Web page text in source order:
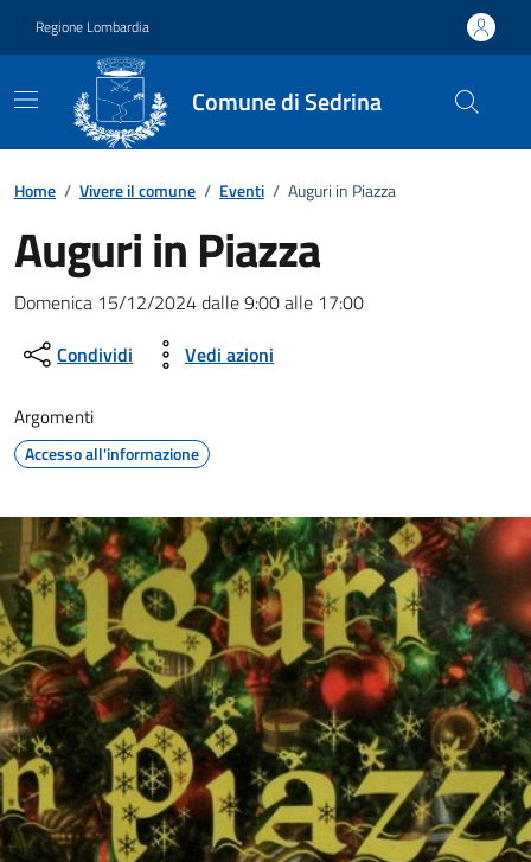
Regione Lombardia
Comune di Sedrina
Home / Vivere il comune / Eventi / Auguri in Piazza
Auguri in Piazza
Dettagli della notizia
Domenica 15/12/2024 dalle 9:00 alle 17:00
Condividi
Vedi azioni
Argomenti
Accesso all'informazione